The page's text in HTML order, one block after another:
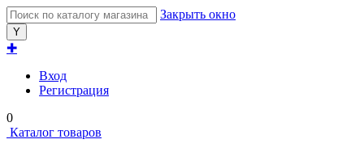
Закрыть окно
✚
Вход
Регистрация
0
Каталог товаров